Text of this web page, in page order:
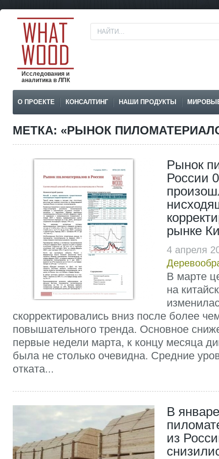
Исследования и
аналитика в ЛПК
О ПРОЕКТЕ КОНСАЛТИНГ НАШИ ПРОДУКТЫ
МЕТКА: «РЫНОК
Рынок
России
рынке
4 апреля
В марте
на
скорректировались вниз после более
повышательного тренда. Основное
первые недели марта, к концу месяца
была не столько очевидна. Средние
отката...
В
из